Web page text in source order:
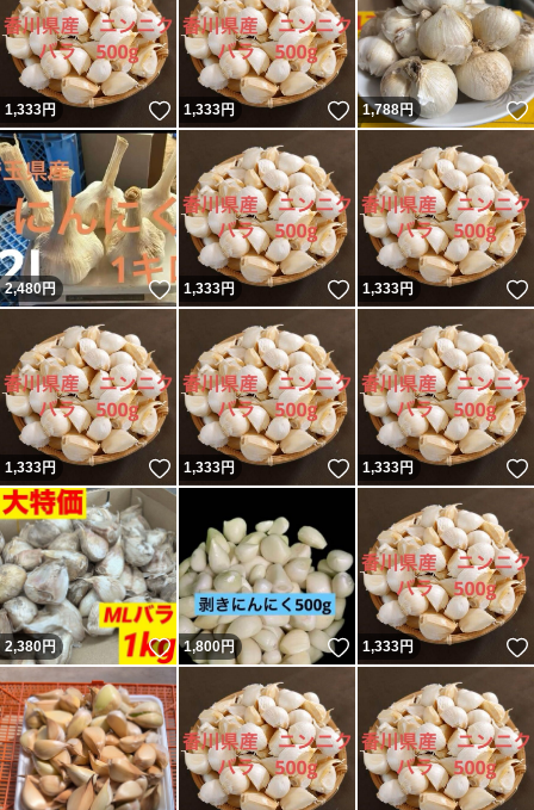
1,333円 いいね！
1,333円 いいね！
1,788円
2,480円 いいね！
1,333円 いいね！
1,333円
1,333円 いいね！
1,333円 いいね！
1,333円
2,380円 いいね！
1,800円 いいね！
1,333円